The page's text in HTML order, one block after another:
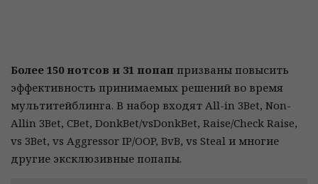
Более 150 нотсов и 31 попап призваны повысить
эффективность принимаемых решений во время
мультитейблинга. В набор входят All-in 3Bet, Non-
Allin 3Bet, CBet, DonkBet/vsDonkBet, Raise/Check Raise,
vs 3Bet, vs Aggressor IP/OOP, BvB, vs Steal и многие
другие эксклюзивные попапы.